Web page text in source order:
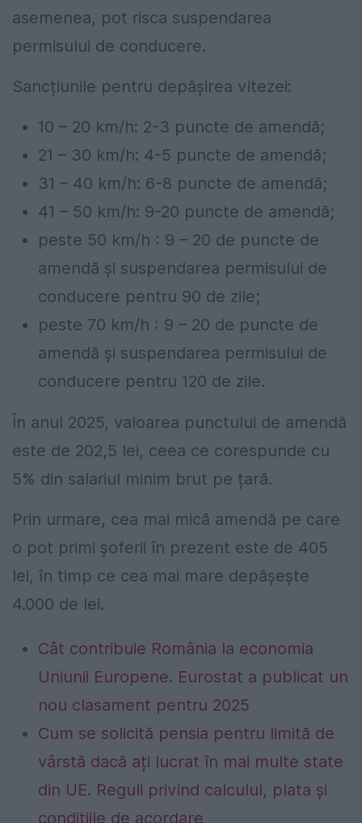
asemenea, pot risca suspendarea
permisului de conducere.
Sancțiunile pentru depășirea vitezei:
10 – 20 km/h: 2-3 puncte de amendă;
21 – 30 km/h: 4-5 puncte de amendă;
31 – 40 km/h: 6-8 puncte de amendă;
41 – 50 km/h: 9-20 puncte de amendă;
peste 50 km/h : 9 – 20 de puncte de
amendă și suspendarea permisului de
conducere pentru 90 de zile;
peste 70 km/h : 9 – 20 de puncte de
amendă și suspendarea permisului de
conducere pentru 120 de zile.
În anul 2025, valoarea punctului de amendă
este de 202,5 lei, ceea ce corespunde cu
5% din salariul minim brut pe țară.
Prin urmare, cea mai mică amendă pe care
o pot primi șoferii în prezent este de 405
lei, în timp ce cea mai mare depășește
4.000 de lei.
Cât contribuie România la economia
Uniunii Europene. Eurostat a publicat un
nou clasament pentru 2025
Cum se solicită pensia pentru limită de
vârstă dacă ați lucrat în mai multe state
din UE. Reguli privind calculul, plata și
condițiile de acordare